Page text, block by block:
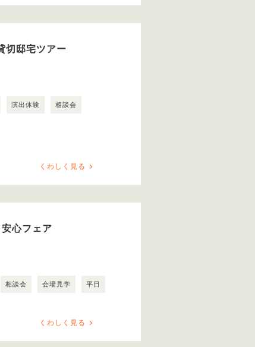
切邸宅ツアー
演出体験 相談会
くわしく見る
心フェア
相談会 会場見学 平日
くわしく見る